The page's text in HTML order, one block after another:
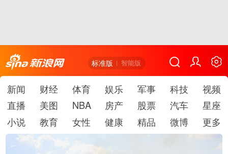
标准版 智能版
新闻 财经 体育 娱乐 军事 科技
视频
直播
美图 NBA 房产 股票 汽车
星座
小说
教育 女性 健康 精品 微博 更多